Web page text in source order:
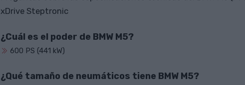
xDrive Steptronic
¿Cuál es el poder de BMW M5?
600 PS (441 kW)
¿Qué tamaño de neumáticos tiene BMW M5?